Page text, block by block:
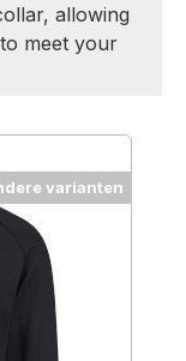
allowing
meet your
varianten